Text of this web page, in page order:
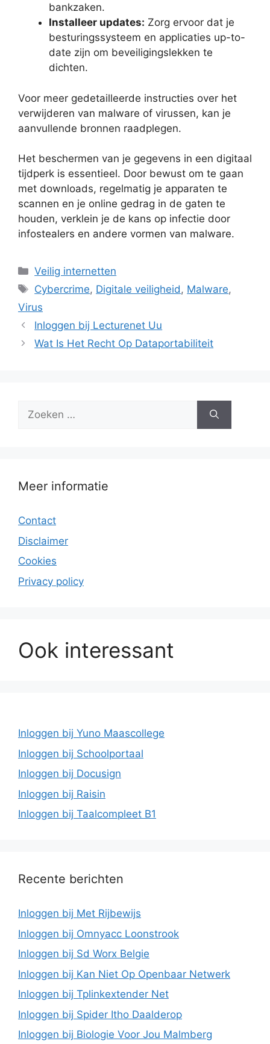
bankzaken.
Installeer updates: Zorg ervoor dat je
besturingssysteem en applicaties up-to-
date zijn om beveiligingslekken te
dichten.
Voor meer gedetailleerde instructies over het
verwijderen van malware of virussen, kan je
aanvullende bronnen raadplegen.
Het beschermen van je gegevens in een digitaal
tijdperk is essentieel. Door bewust om te gaan
met downloads, regelmatig je apparaten te
scannen en je online gedrag in de gaten te
houden, verklein je de kans op infectie door
infostealers en andere vormen van malware.
Categorieën
Veilig internetten
Tags
Cybercrime, Digitale veiligheid, Malware,
Virus
Inloggen bij Lecturenet Uu
Wat Is Het Recht Op Dataportabiliteit
Zoek
Meer informatie
Contact
Disclaimer
Cookies
Privacy policy
Ook interessant
Inloggen bij Yuno Maascollege
Inloggen bij Schoolportaal
Inloggen bij Docusign
Inloggen bij Raisin
Inloggen bij Taalcompleet B1
Recente berichten
Inloggen bij Met Rijbewijs
Inloggen bij Omnyacc Loonstrook
Inloggen bij Sd Worx Belgie
Inloggen bij Kan Niet Op Openbaar Netwerk
Inloggen bij Tplinkextender Net
Inloggen bij Spider Itho Daalderop
Inloggen bij Biologie Voor Jou Malmberg